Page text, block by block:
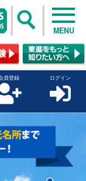
MENU
員登録 ログイン